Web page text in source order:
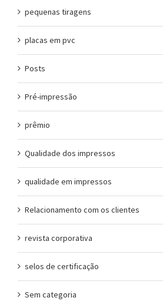
pequenas tiragens
placas em pvc
Posts
Pré-impressão
prêmio
Qualidade dos impressos
qualidade em impressos
Relacionamento com os clientes
revista corporativa
selos de certificação
Sem categoria